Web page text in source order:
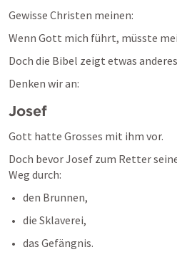
Gewisse Christen meinen:
Wenn Gott mich führt, müsste
Doch die Bibel zeigt etwas
Denken wir an:
Josef
Gott hatte Grosses mit ihm vor.
Doch bevor Josef zum Retter
Weg durch:
den Brunnen,
die Sklaverei,
das Gefängnis.